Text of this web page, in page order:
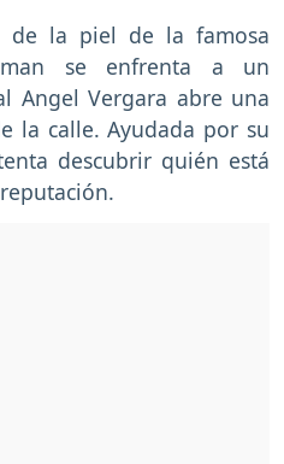
de la piel de la famosa
se enfrenta a un
Angel Vergara abre una
la calle. Ayudada por su
descubrir quién está